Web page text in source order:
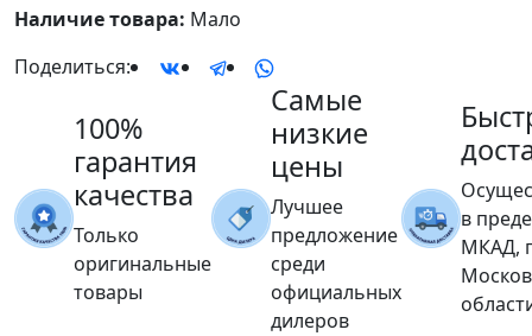
Наличие товара: Мало
Поделиться:
100%
гарантия
качества
Только
оригинальные
товары
Самые
низкие
цены
Лучшее
предложение
среди
официальных
дилеров
в
МКАД,